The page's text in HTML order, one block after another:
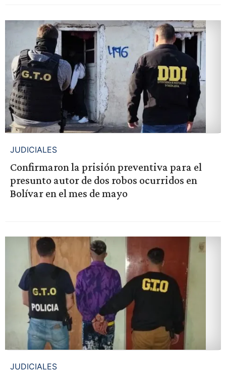
JUDICIALES
Confirmaron la prisión preventiva para el
presunto autor de dos robos ocurridos en
Bolívar en el mes de mayo
JUDICIALES